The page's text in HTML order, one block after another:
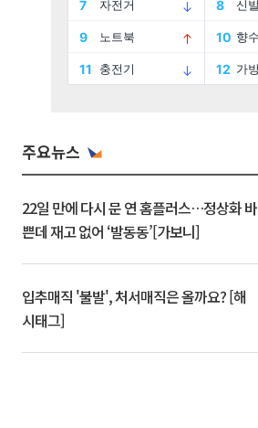
주요뉴스
22일 만에 다시 문 연 홈플러스…정상화 바
쁜데 재고 없어 ‘발동동’[가보니]
입추매직 '불발', 처서매직은 올까요? [해
시태그]